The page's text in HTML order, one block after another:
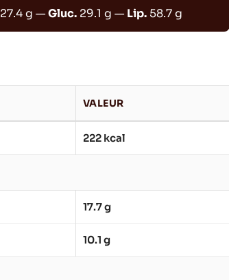
27.4 g —Gluc. 29.1 g —Lip. 58.7 g
VALEUR
222 kcal
17.7 g
10.1 g